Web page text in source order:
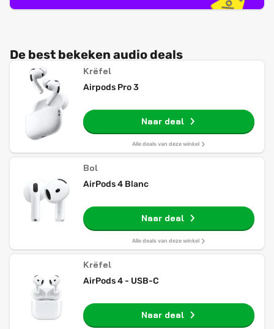
De best bekeken audio deals
Krëfel
Airpods Pro 3
Naar deal
Alle deals van deze winkel
Bol
AirPods 4 Blanc
Naar deal
Alle deals van deze winkel
Krëfel
AirPods 4 - USB-C
Naar deal